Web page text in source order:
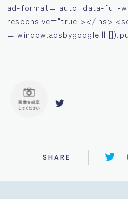
ad-format="auto" data-full-
responsive="true"></ins>
= window.adsbygoogle ||
SHARE